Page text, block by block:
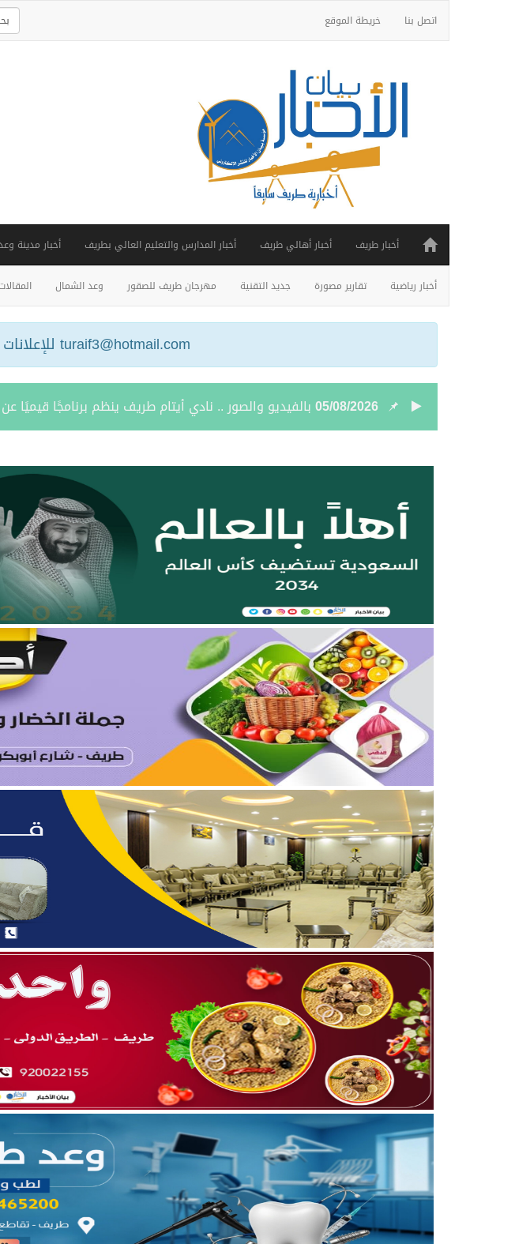
اتصل بنا خريطة الموقع
أخبار طريف أخبار أهالي طريف أخبار المدارس والتعليم العالي بطريف أخبار مدينة
أخبار رياضية تقارير مصورة جديد التقنية مهرجان طريف للصقور وعد الشمال
turaif3@hotmail.com للإعلانات والإشتراكات جوال 0551656661
05/08/2026 نائب أمير الحدود الشمالية يستقبل مدير فرع وزارة
04/08/2026
بالصور.. علي بن زيدان الشمري يحتفل بزواج ابنه “فواز”
بالصور.. محمد بن سعود رقاد الرويلي يحتفل بزواج ابنه
04/08/2026تعيين الأستاذ ياسر بن حامد بن مدوح الحازمي عضوًا في
04/08/2026
أمر سامٍ بتعيين حميد بن مران الرويلي عضوًا في مجلس
04/08/2026نائب أمير الحدود الشمالية يطّلع على تقرير فرع صندوق تنمية
04/08/2026برعاية أمير الحدود الشمالية.. نائب أمير المنطقة يدشّن
03/08/2026جمعية مجيد لتحفيظ القرآن بطريف تعلن إحصائية الأسبوع
05/08/2026بالفيديو والصور .. نادي أيتام طريف ينظم برنامجًا قيميًا